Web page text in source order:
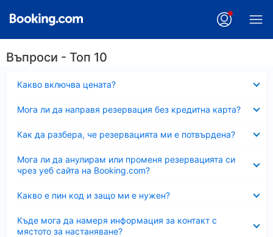
Въпроси - Топ 10
Какво включва цената?
Мога ли да направя резервация без кредитна карта?
Как да разбера, че резервацията ми е потвърдена?
Мога ли да анулирам или променя резервацията си
чрез уеб сайта на Booking.com?
Какво е пин код и защо ми е нужен?
Къде мога да намеря информация за контакт с
мястото за настаняване?